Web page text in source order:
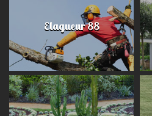
Elagueur 88